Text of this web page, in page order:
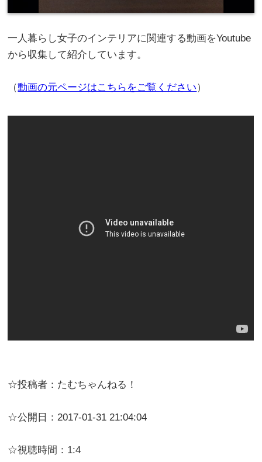
一人暮らし女子のインテリアに関連する動画をYoutube
から収集して紹介しています。
（動画の元ページはこちらをご覧ください）
☆投稿者：たむちゃんねる！
☆公開日：2017-01-31 21:04:04
☆視聴時間：1:4